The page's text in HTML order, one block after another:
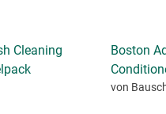
Cleaning
Boston
von